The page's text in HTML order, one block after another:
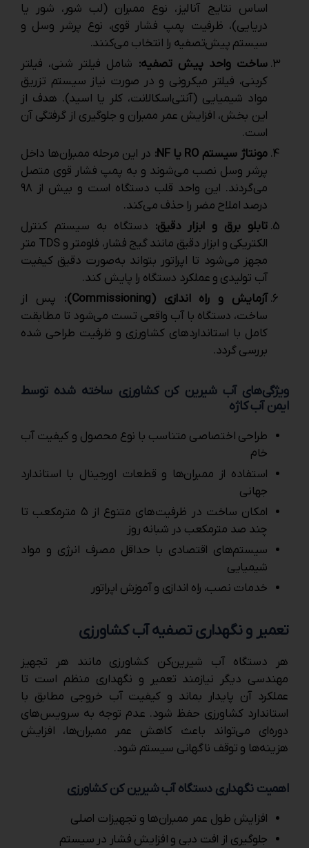
اساس نتایج آنالیز، نوع ممبران (لب ‌شور، شور یا
دریایی)، ظرفیت پمپ فشار قوی، نوع پرشر وسل و
سیستم پیش‌تصفیه را انتخاب می‌کنند.
ساخت واحد پیش ‌تصفیه: شامل فیلتر شنی، فیلتر
کربنی، فیلتر میکرونی و در صورت نیاز سیستم تزریق
مواد شیمیایی (آنتی‌اسکالانت، کلر یا اسید). هدف از
این بخش، افزایش عمر ممبران و جلوگیری از گرفتگی آن
است.
مونتاژ سیستم RO یا NF:
در این مرحله ممبران‌ها داخل
پرشر وسل نصب می‌شوند و به پمپ فشار قوی متصل
می‌گردند. این واحد قلب دستگاه است و بیش از ۹۸
درصد املاح مضر را حذف می‌کند.
تابلو برق و ابزار دقیق: دستگاه به سیستم کنترل
الکتریکی و ابزار دقیق مانند گیج فشار، فلومتر و TDS متر
مجهز می‌شود تا اپراتور بتواند به‌صورت دقیق کیفیت
آب تولیدی و عملکرد دستگاه را پایش کند.
آزمایش و راه ‌اندازی (Commissioning):
پس از
ساخت، دستگاه با آب واقعی تست می‌شود تا مطابقت
کامل با استانداردهای کشاورزی و ظرفیت طراحی شده
بررسی گردد.
ویژگی‌های آب شیرین کن کشاورزی ساخته‌ شده توسط
ایمن آب کاژه
طراحی اختصاصی متناسب با نوع محصول و کیفیت آب
خام
استفاده از ممبران‌ها و قطعات اورجینال با استاندارد
جهانی
امکان ساخت در ظرفیت‌های متنوع از ۵ مترمکعب تا
چند صد مترمکعب در شبانه ‌روز
سیستم‌های اقتصادی با حداقل مصرف انرژی و مواد
شیمیایی
خدمات نصب، راه ‌اندازی و آموزش اپراتور
تعمیر و نگهداری تصفیه آب کشاورزی
هر دستگاه آب شیرین‌کن کشاورزی مانند هر تجهیز
مهندسی دیگر نیازمند تعمیر و نگهداری منظم است تا
عملکرد آن پایدار بماند و کیفیت آب خروجی مطابق با
استاندارد کشاورزی حفظ شود. عدم توجه به سرویس‌های
دوره‌ای می‌تواند باعث کاهش عمر ممبران‌ها، افزایش
هزینه‌ها و توقف ناگهانی سیستم شود.
اهمیت نگهداری دستگاه آب شیرین ‌کن کشاورزی
افزایش طول عمر ممبران‌ها و تجهیزات اصلی
جلوگیری از افت دبی و افزایش فشار در سیستم